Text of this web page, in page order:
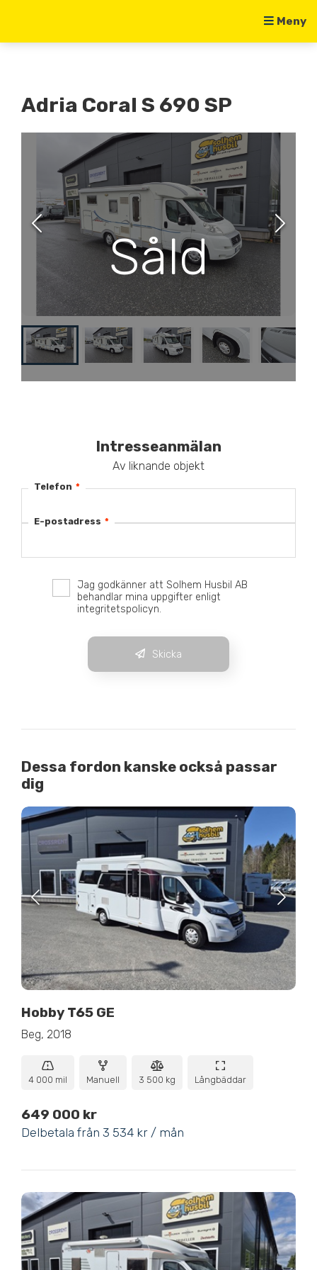
Meny
Adria Coral S 690 SP
Såld
Intresseanmälan
Av liknande objekt
Telefon *
E-postadress *
Jag godkänner att Solhem Husbil AB
behandlar mina uppgifter enligt
integritetspolicyn.
Skicka
Dessa fordon kanske också passar
dig
Hobby T65 GE
Beg, 2018
4 000 mil Manuell 3 500 kg Långbäddar
649 000 kr
Delbetala från 3 534 kr / mån